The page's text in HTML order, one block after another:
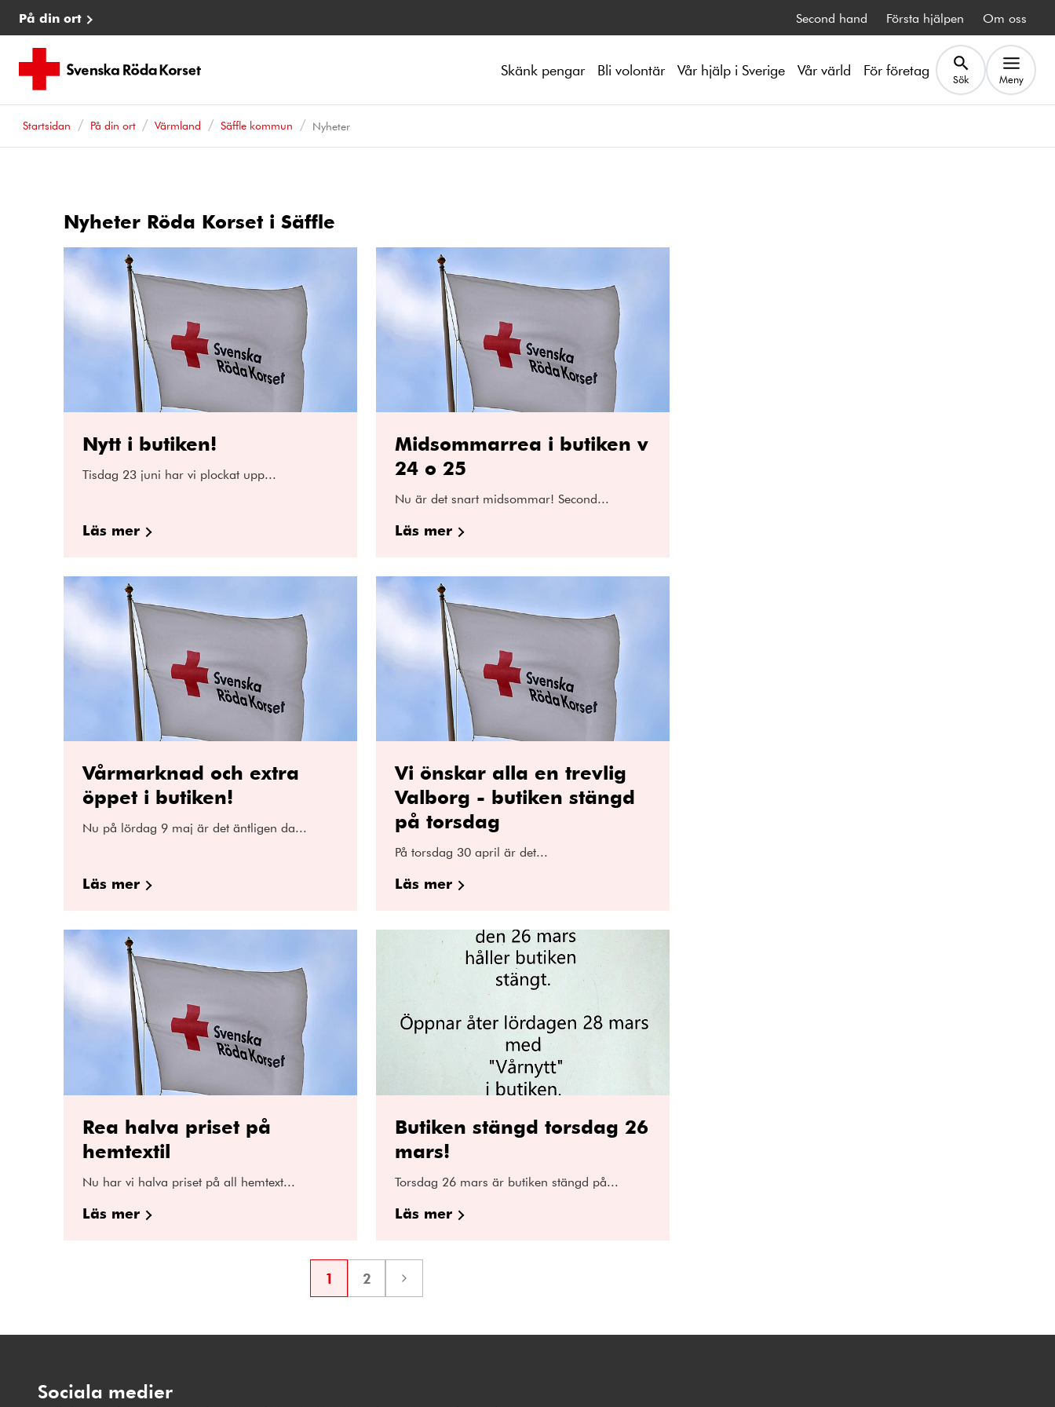
På din ort Second hand Första hjälpen Om oss
Skänk pengar Bli volontär Vår hjälp i Sverige Vår värld För företag Sök Meny
Startsidan På din ort Värmland Säffle kommun Nyheter
Nyheter Röda Korset i Säffle
Nytt i butiken!
Tisdag 23 juni har vi plockat upp...
Läs mer
Midsommarrea i butiken v
24 o 25
Nu är det snart midsommar! Second...
Läs mer
Vårmarknad och extra
öppet i butiken!
Nu på lördag 9 maj är det äntligen da...
Läs mer
Vi önskar alla en trevlig
Valborg - butiken stängd
på torsdag
På torsdag 30 april är det...
Läs mer
Rea halva priset på
hemtextil
Nu har vi halva priset på all hemtext...
Läs mer
Butiken stängd torsdag 26
mars!
Torsdag 26 mars är butiken stängd på...
Läs mer
Sida
1 Sida
2
Nästa
Sociala medier